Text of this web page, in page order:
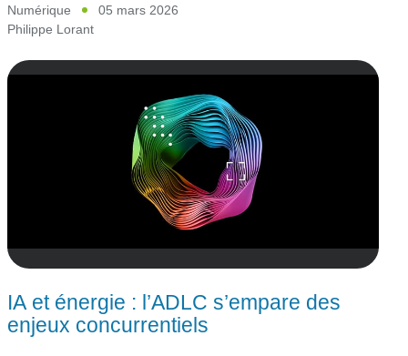
Numérique
05 mars 2026
Philippe Lorant
IA et énergie : l’ADLC s’empare des
enjeux concurrentiels